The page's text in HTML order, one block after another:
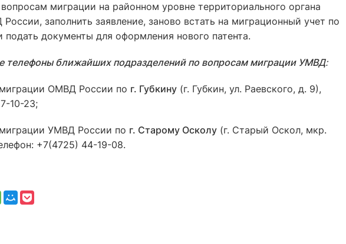
миграции на районном уровне территориального органа
заполнить заявление, заново встать на миграционный учет по
подать документы для оформления нового патента.
телефоны ближайших подразделений по вопросам миграции УМВД:
ОМВД России по г. Губкину (г. Губкин, ул. Раевского, д. 9),
10-23;
УМВД России по г. Старому Осколу (г. Старый Оскол, мкр.
+7(4725) 44-19-08.